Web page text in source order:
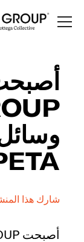
شارك هذا